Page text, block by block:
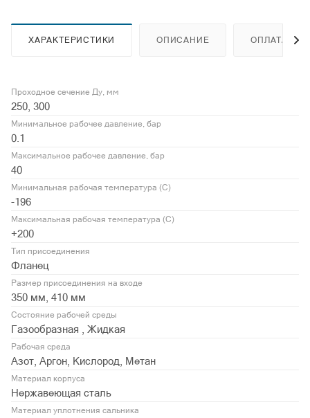
ХАРАКТЕРИСТИКИ ОПИСАНИЕ ОПЛАТА
Проходное сечение Ду, мм
250, 300
Минимальное рабочее давление, бар
0.1
Максимальное рабочее давление, бар
40
Минимальная рабочая температура (С)
-196
Максимальная рабочая температура (С)
+200
Тип присоединения
Фланец
Размер присоединения на входе
350 мм, 410 мм
Состояние рабочей среды
Газообразная , Жидкая
Рабочая среда
Азот, Аргон, Кислород, Метан
Материал корпуса
Нержавеющая сталь
Материал уплотнения сальника